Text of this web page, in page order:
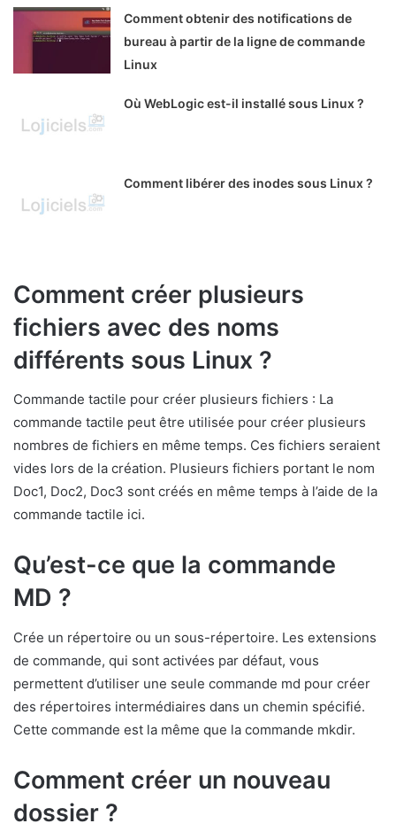
Comment obtenir des notifications de
bureau à partir de la ligne de commande
Linux
Où WebLogic est-il installé sous Linux ?
Comment libérer des inodes sous Linux ?
Comment créer plusieurs
fichiers avec des noms
différents sous Linux ?
Commande tactile pour créer plusieurs fichiers : La
commande tactile peut être utilisée pour créer plusieurs
nombres de fichiers en même temps. Ces fichiers seraient
vides lors de la création. Plusieurs fichiers portant le nom
Doc1, Doc2, Doc3 sont créés en même temps à l’aide de la
commande tactile ici.
Qu’est-ce que la commande
MD ?
Crée un répertoire ou un sous-répertoire. Les extensions
de commande, qui sont activées par défaut, vous
permettent d’utiliser une seule commande md pour créer
des répertoires intermédiaires dans un chemin spécifié.
Cette commande est la même que la commande mkdir.
Comment créer un nouveau
dossier ?